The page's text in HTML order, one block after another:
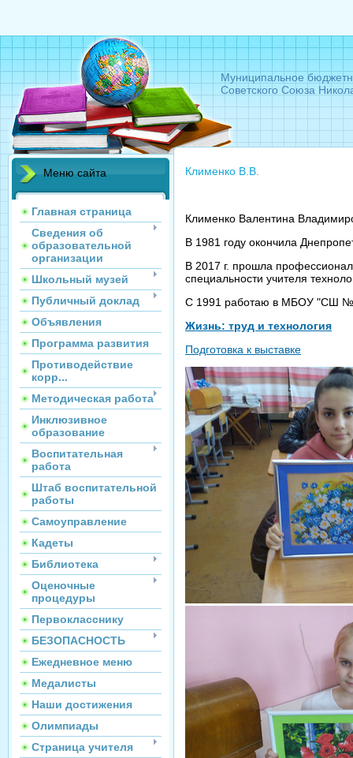
Муниципальное
Советского Союза
Меню сайта
Главная страница
Сведения об
образовательной
организации
Школьный музей
Публичный доклад
Объявления
Программа развития
Противодействие
корр...
Методическая работа
Инклюзивное
образование
Воспитательная
работа
Штаб воспитательной
работы
Самоуправление
Кадеты
Библиотека
Оценочные
процедуры
Первокласснику
БЕЗОПАСНОСТЬ
Ежедневное меню
Медалисты
Наши достижения
Олимпиады
Страница учителя
Клименко В.В.
Клименко Валентина
В 1981 году окончила
В 2017 г. прошла
специальности учителя
С 1991 работаю в МБОУ "СШ
Жизнь: труд и технология
Подготовка к выставке